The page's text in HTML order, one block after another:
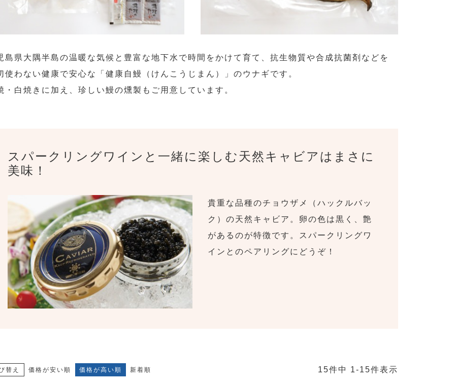
島県大隅半島の温暖な気候と豊富な地下水で時間をかけて育て、抗生物質や合成抗菌剤などを
使わない健康で安心な「健康自鰻（けんこうじまん）」のウナギです。
・白焼きに加え、珍しい鰻の燻製もご用意しています。
スパークリングワインと一緒に楽しむ天然キャビアはまさに
美味！
貴重な品種のチョウザメ（ハックルバッ
ク）の天然キャビア。卵の色は黒く、艶
があるのが特徴です。スパークリングワ
インとのペアリングにどうぞ！
替え 価格が安い順 価格が高い順 新着順 15件中 1-15件表示